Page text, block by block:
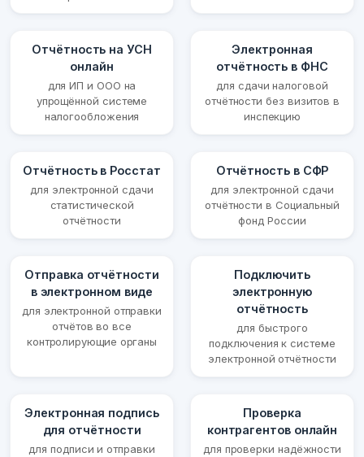
Отчётность на УСН
онлайн
для ИП и ООО на
упрощённой системе
налогообложения
Электронная
отчётность в ФНС
для сдачи налоговой
отчётности без визитов в
инспекцию
Отчётность в Росстат
для электронной сдачи
статистической
отчётности
Отчётность в СФР
для электронной сдачи
отчётности в Социальный
фонд России
Отправка отчётности
в электронном виде
для электронной отправки
отчётов во все
контролирующие органы
Подключить
электронную
отчётность
для быстрого
подключения к системе
электронной отчётности
Электронная подпись
для отчётности
для подписи и отправки
Проверка
контрагентов онлайн
для проверки надёжности